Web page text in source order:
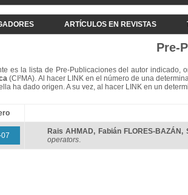
ARTÍCULOS EN REVISTAS
Pre-
es la lista de Pre-Publicaciones del autor
(CI²MA). Al hacer LINK en el número de una
ha dado origen. A su vez, al hacer LINK en un
Rais AHMAD, Fabián FLORES-BAZÁN ,
operators.